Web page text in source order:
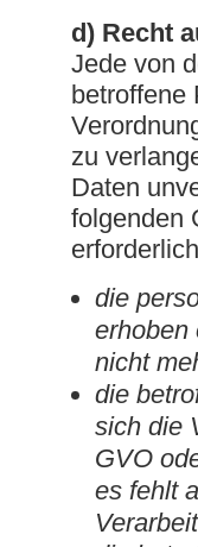
d) Recht
Jede von
betroffene
zu
Daten
folgenden
die
erhoben
nicht
die
sich die
GVO
es fehlt